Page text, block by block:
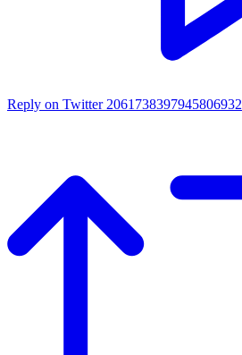
Reply on Twitter 2061738397945806932